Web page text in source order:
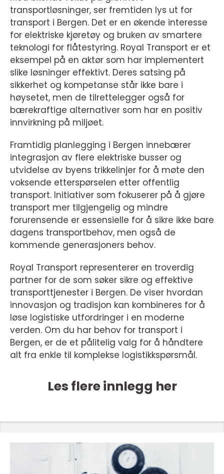
transportløsninger, ser fremtiden lys ut for
transport i Bergen. Det er en økende interesse
for elektriske kjøretøy og bruken av smartere
teknologi for flåtestyring. Royal Transport er et
eksempel på en aktør som har implementert
slike løsninger effektivt. Deres satsing på
sikkerhet og kompetanse står ikke bare i
høysetet, men de tilrettelegger også for
bærekraftige alternativer som har en positiv
innvirkning på miljøet.
Framtidig planlegging i Bergen innebærer
integrasjon av flere elektriske busser og
utvidelse av byens trikkelinjer for å møte den
voksende etterspørselen etter offentlig
transport. Initiativer som fokuserer på å gjøre
transport mer tilgjengelig og mindre
forurensende er essensielle for å sikre ikke bare
dagens transportbehov, men også de
kommende generasjoners behov.
Royal Transport representerer en troverdig
partner for de som søker sikre og effektive
transporttjenester i Bergen. De viser hvordan
innovasjon og tradisjon kan kombineres for å
løse logistiske utfordringer i en moderne
verden. Om du har behov for transport i
Bergen, er de et pålitelig valg for å håndtere
alt fra enkle til komplekse logistikkspørsmål.
Les flere innlegg her